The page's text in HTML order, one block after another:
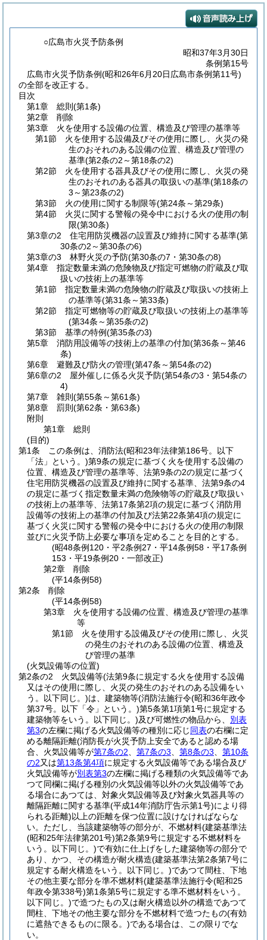
○広島市火災予防条例
昭和37年3月30日
条例第15号
広島市火災予防条例(昭和26年6月20日広島市条例第11号)
の全部を改正する。
目次
第1章
総則 (第1条)
第2章
削除
第3章
火を使用する設備の位置、構造及び管理の基準等
第1節
火を使用する設備及びその使用に際し、火災の発
生のおそれのある設備の位置、構造及び管理の
基準(第2条の2～第18条の2)
第2節
火を使用する器具及びその使用に際し、火災の発
生のおそれのある器具の取扱いの基準(第18条の
3～第23条の2)
第3節
火の使用に関する制限等(第24条～第29条)
第4節
火災に関する警報の発令中における火の使用の制
限(第30条)
第3章の2
住宅用防災機器の設置及び維持に関する基準(第
30条の2～第30条の6)
第3章の3
林野火災の予防(第30条の7・第30条の8)
第4章
指定数量未満の危険物及び指定可燃物の貯蔵及び取
扱いの技術上の基準等
第1節
指定数量未満の危険物の貯蔵及び取扱いの技術上
の基準等(第31条～第33条)
第2節
指定可燃物等の貯蔵及び取扱いの技術上の基準等
(第34条～第35条の2)
第3節
基準の特例(第35条の3)
第5章
消防用設備等の技術上の基準の付加(第36条～第46
条)
第6章
避難及び防火の管理(第47条～第54条の2)
第6章の2
屋外催しに係る火災予防(第54条の3・第54条の
4)
第7章
雑則 (第55条～第61条)
第8章
罰則 (第62条・第63条)
附則
第1章
総則
(目的)
第1条
この条例は、消防法(昭和23年法律第186号。以下
「法」という。)第9条の規定に基づく火を使用する設備の
位置、構造及び管理の基準等、法第9条の2の規定に基づく
住宅用防災機器の設置及び維持に関する基準、法第9条の4
の規定に基づく指定数量未満の危険物等の貯蔵及び取扱い
の技術上の基準等、法第17条第2項の規定に基づく消防用
設備等の技術上の基準の付加及び法第22条第4項の規定に
基づく火災に関する警報の発令中における火の使用の制限
並びに火災予防上必要な事項を定めることを目的とする。
(昭48条例120・平2条例27・平14条例58・平17条例
153・平19条例20・一部改正)
第2章
削除
(平14条例58)
第2条
削除
(平14条例58)
第3章
火を使用する設備の位置、構造及び管理の基準
等
第1節
火を使用する設備及びその使用に際し、火災
の発生のおそれのある設備の位置、構造及
び管理の基準
(火気設備等の位置)
第2条の2
火気設備等(法第9条に規定する火を使用する設備
又はその使用に際し、火災の発生のおそれのある設備をい
う。以下同じ。)は、建築物等(消防法施行令(昭和36年政令
第37号。以下「令」という。)第5条第1項第1号に規定する
建築物等をいう。以下同じ。)及び可燃性の物品から、 別表
第3の左欄に掲げる火気設備等の種別に応じ同表の右欄に定
める離隔距離(消防長が火災予防上安全であると認める場
合、火気設備等が第7条の2 第7条の3 第8条の3
第10条
の2又は第13条第4項に規定する火気設備等である場合及び
火気設備等が別表第3の左欄に掲げる種類の火気設備等であ
つて同欄に掲げる種別の火気設備等以外の火気設備等であ
る場合にあつては、対象火気設備等及び対象火気器具等の
離隔距離に関する基準(平成14年消防庁告示第1号)により得
られる距離)以上の距離を保つ位置に設けなければならな
い。 ただし、当該建築物等の部分が、不燃材料(建築基準法
(昭和25年法律第201号)第2条第9号に規定する不燃材料を
いう。以下同じ。)で有効に仕上げをした建築物等の部分で
あり、かつ、その構造が耐火構造(建築基準法第2条第7号に
規定する耐火構造をいう。以下同じ。)であつて間柱、下地
その他主要な部分を準不燃材料(建築基準法施行令(昭和25
年政令第338号)第1条第5号に規定する準不燃材料をいう。
以下同じ。)で造つたもの又は耐火構造以外の構造であつて
間柱、下地その他主要な部分を不燃材料で造つたもの(有効
に遮熱できるものに限る。)である場合は、この限りでな
い。